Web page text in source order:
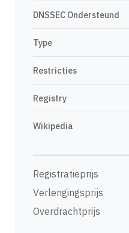
DNSSEC Ondersteund
Type
Restricties
Registry
Wikipedia
Registratieprijs
Verlengingsprijs
Overdrachtprijs